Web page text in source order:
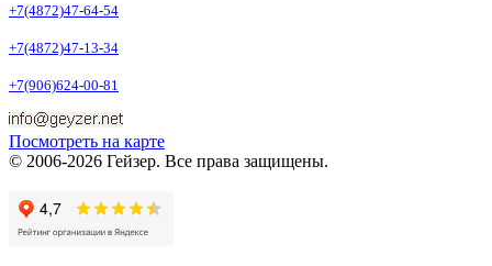
+7(4872)47-64-54
+7(4872)47-13-34
+7(906)624-00-81
Посмотреть на карте
© 2006-2026 Гейзер. Все права защищены.